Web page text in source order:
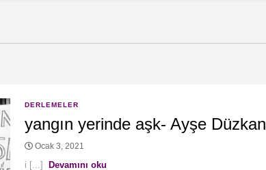
DERLEMELER
yangın yerinde aşk- Ayşe Düzkan
Ocak 3, 2021
i [...] Devamını oku